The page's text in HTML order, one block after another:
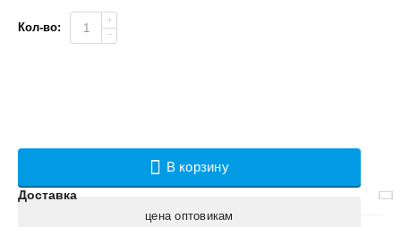
Кол-во:
+
−
В корзину
цена оптовикам
Доставка